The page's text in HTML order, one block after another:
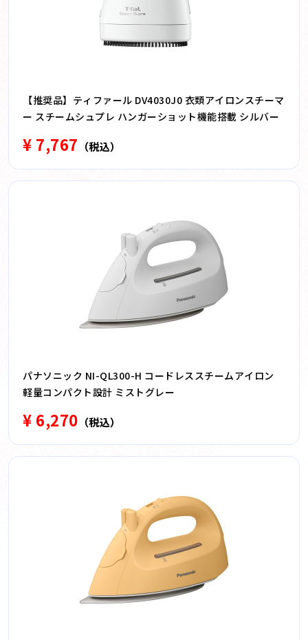
【推奨品】ティファール DV4030J0 衣類アイロンスチーマ
ー スチームシュプレ ハンガーショット機能搭載 シルバー
¥ 7,767 （税込）
パナソニック NI-QL300-H コードレススチームアイロン
軽量コンパクト設計 ミストグレー
¥ 6,270 （税込）